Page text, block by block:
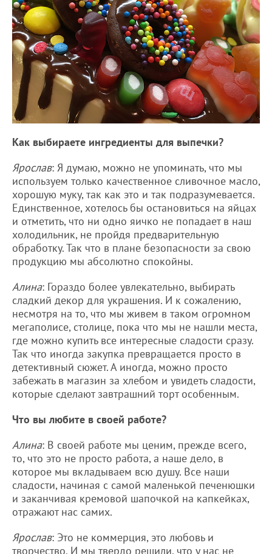
Как выбираете ингредиенты для выпечки?
Ярослав: Я думаю, можно не упоминать, что мы
используем только качественное сливочное масло,
хорошую муку, так как это и так подразумевается.
Единственное, хотелось бы остановиться на яйцах
и отметить, что ни одно яичко не попадает в наш
холодильник, не пройдя предварительную
обработку. Так что в плане безопасности за свою
продукцию мы абсолютно спокойны.
Алина: Гораздо более увлекательно, выбирать
сладкий декор для украшения. И к сожалению,
несмотря на то, что мы живем в таком огромном
мегаполисе, столице, пока что мы не нашли места,
где можно купить все интересные сладости сразу.
Так что иногда закупка превращается просто в
детективный сюжет. А иногда, можно просто
забежать в магазин за хлебом и увидеть сладости,
которые сделают завтрашний торт особенным.
Что вы любите в своей работе?
Алина: В своей работе мы ценим, прежде всего,
то, что это не просто работа, а наше дело, в
которое мы вкладываем всю душу. Все наши
сладости, начиная с самой маленькой печенюшки
и заканчивая кремовой шапочкой на капкейках,
отражают нас самих.
Ярослав: Это не коммерция, это любовь и
творчество. И мы твердо решили, что у нас не